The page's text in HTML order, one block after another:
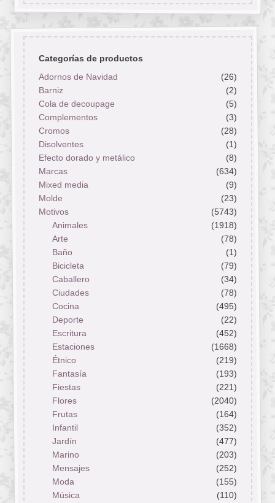
Categorías de productos
Adornos de Navidad
(26)
Barniz
(2)
Cola de decoupage
(5)
Complementos
(3)
Cromos
(28)
Disolventes
(1)
Efecto dorado y metálico
(8)
Marcas
(634)
Mixed media
(9)
Molde
(23)
Motivos
(5743)
Animales
(1918)
Arte
(78)
Baño
(1)
Bicicleta
(79)
Caballero
(34)
Ciudades
(78)
Cocina
(495)
Deporte
(22)
Escritura
(452)
Estaciones
(1668)
Étnico
(219)
Fantasía
(193)
Fiestas
(221)
Flores
(2040)
Frutas
(164)
Infantil
(352)
Jardín
(477)
Marino
(203)
Mensajes
(252)
Moda
(155)
Música
(110)